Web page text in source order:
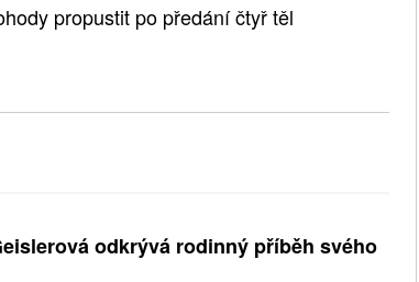
propustit po předání čtyř těl
odkrývá rodinný příběh svého